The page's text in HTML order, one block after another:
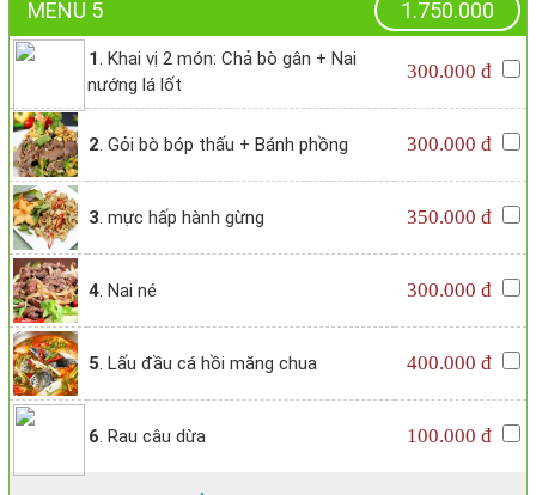
MENU 5 1.750.000
1. Khai vị 2 món: Chả bò gân + Nai
nướng lá lốt
300.000 đ
2. Gỏi bò bóp thấu + Bánh phồng 300.000 đ
3. mực hấp hành gừng 350.000 đ
4. Nai né 300.000 đ
5. Lấu đầu cá hồi măng chua 400.000 đ
6. Rau câu dừa 100.000 đ